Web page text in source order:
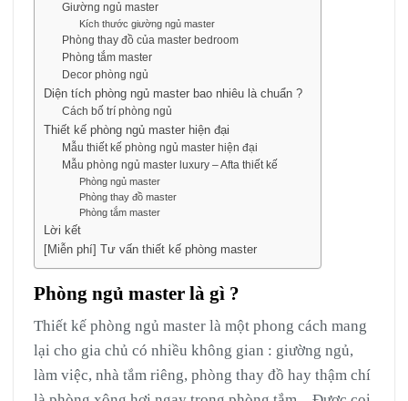
Giường ngủ master
Kích thước giường ngủ master
Phòng thay đồ của master bedroom
Phòng tắm master
Decor phòng ngủ
Diện tích phòng ngủ master bao nhiêu là chuẩn ?
Cách bố trí phòng ngủ
Thiết kế phòng ngủ master hiện đại
Mẫu thiết kế phòng ngủ master hiện đại
Mẫu phòng ngủ master luxury – Afta thiết kế
Phòng ngủ master
Phòng thay đồ master
Phòng tắm master
Lời kết
[Miễn phí] Tư vấn thiết kế phòng master
Phòng ngủ master là gì ?
Thiết kế phòng ngủ master là một phong cách mang
lại cho gia chủ có nhiều không gian : giường ngủ,
làm việc, nhà tắm riêng, phòng thay đồ hay thậm chí